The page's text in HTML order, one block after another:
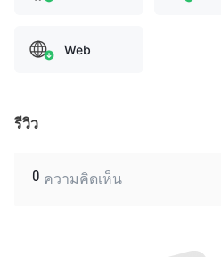
Web
รีวิว
0 ความคิดเห็น